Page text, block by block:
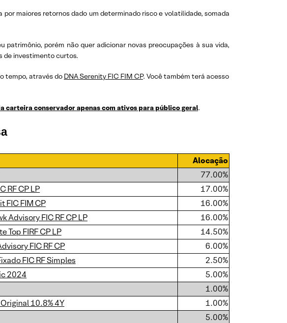
maiores retornos dado um determinado risco e volatilidade, somada
porém não quer adicionar novas preocupações à sua vida,
de investimento curtos.
tempo, através do DNA Serenity FIC FIM CP. Você também terá acesso
carteira conservador apenas com ativos para público geral.
Alocação
77.00%
RF CP LP
17.00%
FIC FIM CP
16.00%
Advisory FIC RF CP LP
16.00%
Top FIRF CP LP
14.50%
FIC RF CP
6.00%
FIC RF Simples
2.50%
2024
5.00%
1.00%
10.8% 4Y
1.00%
5.00%